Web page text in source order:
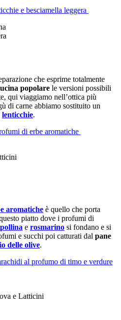
e besciamella leggera
che esprime totalmente
popolare le versioni possibili
qui viaggiamo nell’ottica più
di carne abbiamo sostituito un
lenticchie.
di erbe aromatiche
aromatiche è quello che porta
piatto dove i profumi di
e rosmarino si fondano e si
e succhi poi catturati dal pane
delle olive.
al profumo di timo e verdure
e Latticini